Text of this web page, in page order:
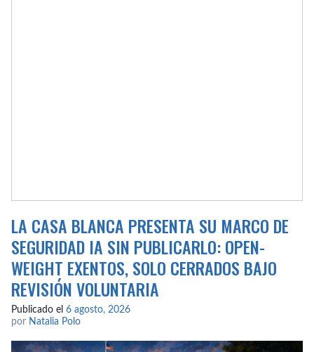
LA CASA BLANCA PRESENTA SU MARCO DE
SEGURIDAD IA SIN PUBLICARLO: OPEN-
WEIGHT EXENTOS, SOLO CERRADOS BAJO
REVISIÓN VOLUNTARIA
Publicado el 6 agosto, 2026
por Natalia Polo